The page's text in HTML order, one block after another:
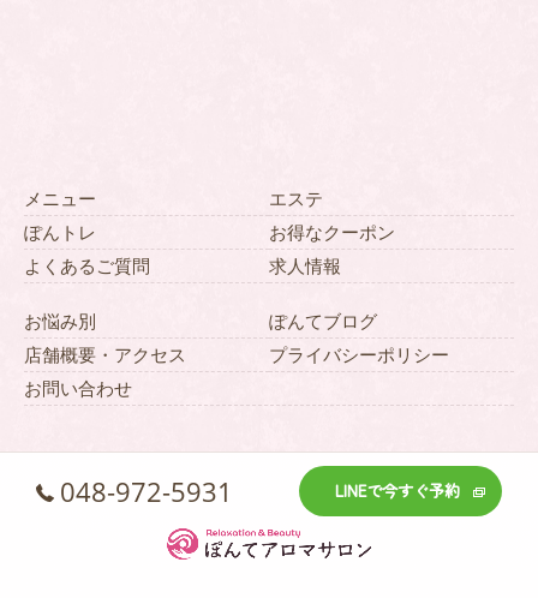
メニュー
エステ
ぽんトレ
お得なクーポン
よくあるご質問
求人情報
お悩み別
ぽんてブログ
店舗概要・アクセス
プライバシーポリシー
お問い合わせ
048-972-5931 LINEで今すぐ予約